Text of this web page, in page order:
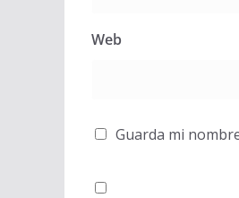
Web
Guarda mi